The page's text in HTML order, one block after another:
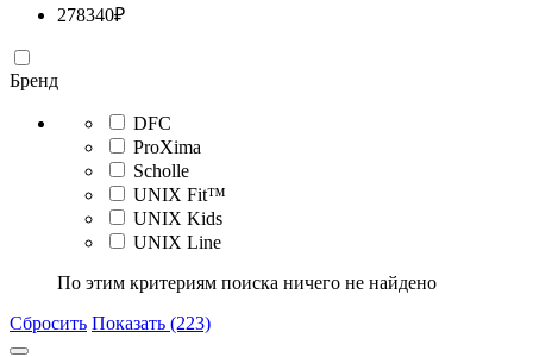
278340₽
Бренд
DFC
ProXima
Scholle
UNIX Fit™
UNIX Kids
UNIX Line
По этим критериям поиска ничего не найдено
Сбросить Показать (223)